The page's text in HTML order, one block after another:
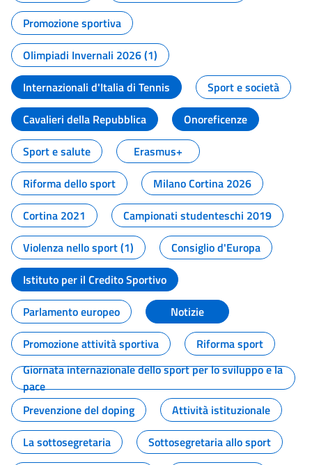
Promozione sportiva
Olimpiadi Invernali 2026 (1)
Internazionali d'Italia di Tennis
Sport e società
Cavalieri della Repubblica
Onoreficenze
Sport e salute
Erasmus+
Riforma dello sport
Milano Cortina 2026
Cortina 2021
Campionati studenteschi 2019
Violenza nello sport (1)
Consiglio d'Europa
Istituto per il Credito Sportivo
Parlamento europeo
Notizie
Promozione attività sportiva
Riforma sport
Giornata internazionale dello sport per lo sviluppo e la
pace
Prevenzione del doping
Attività istituzionale
La sottosegretaria
Sottosegretaria allo sport